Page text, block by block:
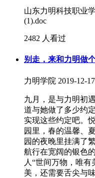
山东力明科技职业
(1).doc
2482 人看过
别走，来和力明做
力明学院 2019-12-
九月，是与力明初
道与她做了多少约
实现这些约定吧。
园里，春的温馨、
园的夜晚里挂满了
航行在宽阔的银色
人“世间万物，唯
美，还需要舌尖与